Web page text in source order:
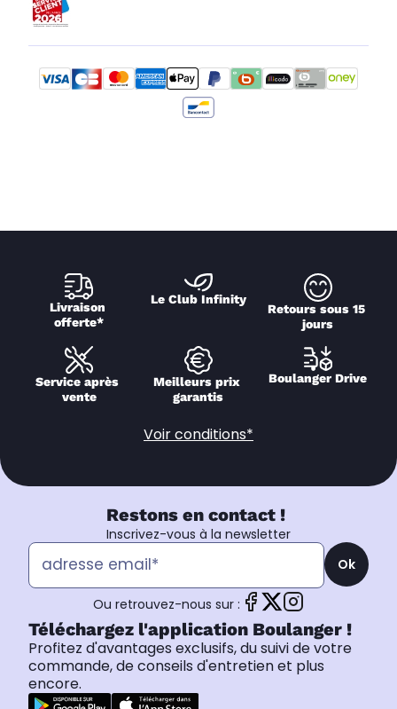
Livraison
offerte*
Le Club Infinity
Retours sous 15
jours
Service après
vente
Meilleurs prix
garantis
Boulanger Drive
Voir conditions*
Restons en contact !
Inscrivez-vous à la newsletter
Ok
Ou retrouvez-nous sur :
Téléchargez l'application Boulanger !
Profitez d'avantages exclusifs, du suivi de votre
commande, de conseils d'entretien et plus
encore.